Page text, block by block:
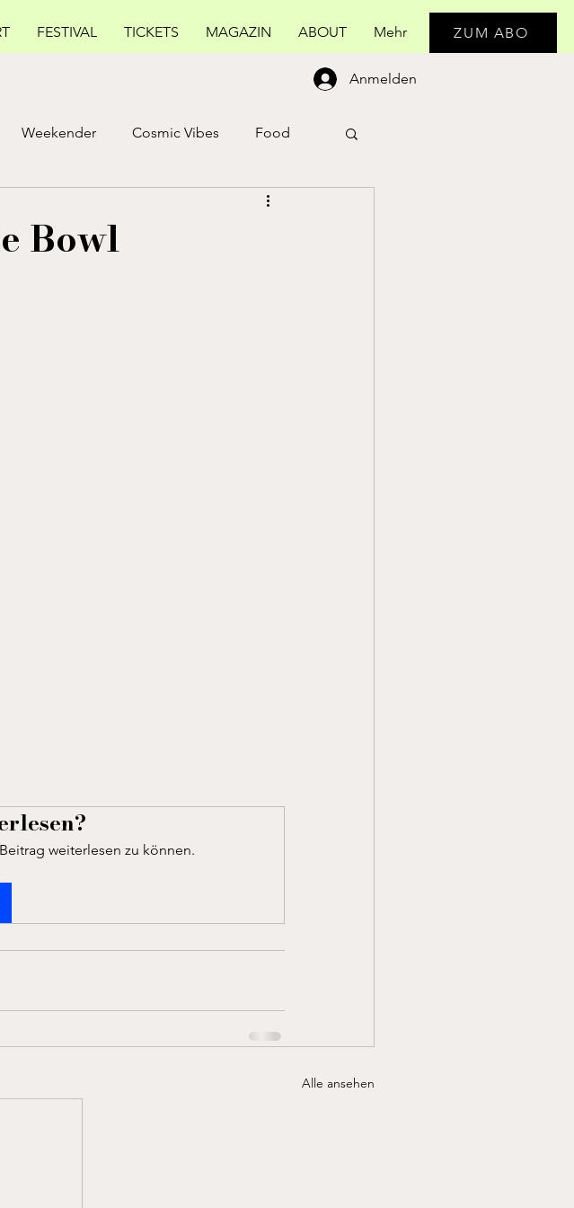
FESTIVAL TICKETS MAGAZIN ABOUT Mehr ZUM ABO
Anmelden
Weekender Cosmic Vibes Food
Bowl
weiterlesen zu können.
Alle ansehen